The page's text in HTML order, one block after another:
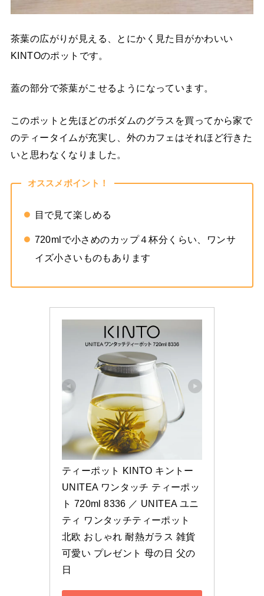
茶葉の広がりが見える、とにかく見た目がかわいい
KINTOのポットです。
蓋の部分で茶葉がこせるようになっています。
このポットと先ほどのボダムのグラスを買ってから家で
のティータイムが充実し、外のカフェはそれほど行きた
いと思わなくなりました。
オススメポイント！
目で見て楽しめる
720mlで小さめのカップ４杯分くらい、ワンサ
イズ小さいものもあります
ティーポット KINTO キントー
UNITEA ワンタッチ ティーポッ
ト 720ml 8336 ／ UNITEA ユニ
ティ ワンタッチティーポット
北欧 おしゃれ 耐熱ガラス 雑貨
可愛い プレゼント 母の日 父の
日